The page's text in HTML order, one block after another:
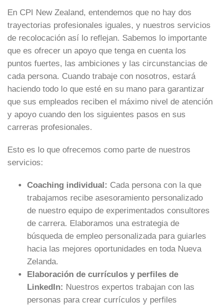
En CPI New Zealand, entendemos que no hay dos
trayectorias profesionales iguales, y nuestros servicios
de recolocación así lo reflejan. Sabemos lo importante
que es ofrecer un apoyo que tenga en cuenta los
puntos fuertes, las ambiciones y las circunstancias de
cada persona. Cuando trabaje con nosotros, estará
haciendo todo lo que esté en su mano para garantizar
que sus empleados reciben el máximo nivel de atención
y apoyo cuando den los siguientes pasos en sus
carreras profesionales.
Esto es lo que ofrecemos como parte de nuestros
servicios:
Coaching individual: Cada persona con la que
trabajamos recibe asesoramiento personalizado
de nuestro equipo de experimentados consultores
de carrera. Elaboramos una estrategia de
búsqueda de empleo personalizada para guiarles
hacia las mejores oportunidades en toda Nueva
Zelanda.
Elaboración de currículos y perfiles de
LinkedIn: Nuestros expertos trabajan con las
personas para crear currículos y perfiles